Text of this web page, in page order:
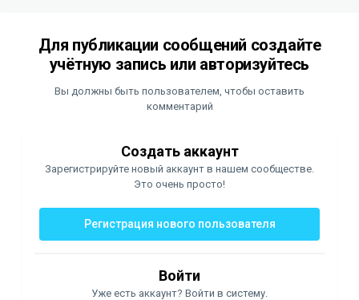
Для публикации сообщений создайте
учётную запись или авторизуйтесь
Вы должны быть пользователем, чтобы оставить
комментарий
Создать аккаунт
Зарегистрируйте новый аккаунт в нашем сообществе.
Это очень просто!
Регистрация нового пользователя
Войти
Уже есть аккаунт? Войти в систему.